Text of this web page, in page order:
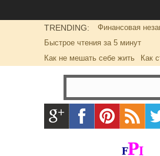
TRENDING:
Финансовая
Быстрое чтения за 5 минут
Как не мешать себе жить
Как